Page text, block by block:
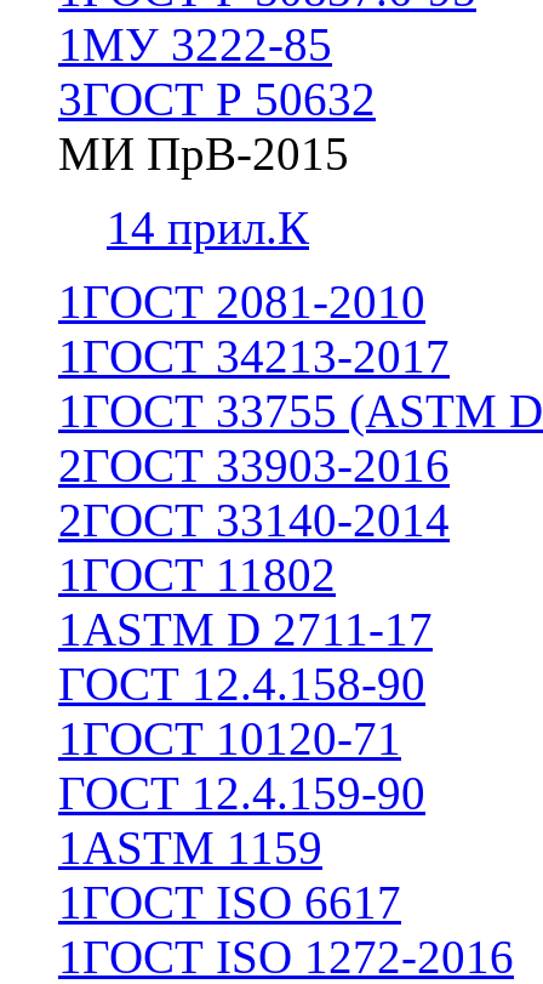
1МУ 3222-85
3ГОСТ Р 50632
МИ ПрВ-2015
14 прил.К
1ГОСТ 2081-2010
1ГОСТ 34213-2017
1ГОСТ 33755 (ASTM
2ГОСТ 33903-2016
2ГОСТ 33140-2014
1ГОСТ 11802
1ASTM D 2711-17
ГОСТ 12.4.158-90
1ГОСТ 10120-71
ГОСТ 12.4.159-90
1ASTM 1159
1ГОСТ ISO 6617
1ГОСТ ISO 1272-2016